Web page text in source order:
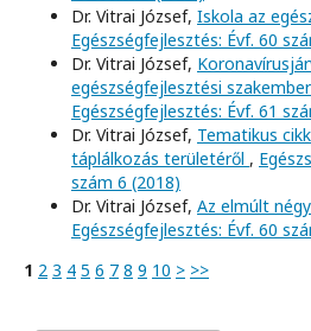
Dr. Vitrai József, Iskola az
Egészségfejlesztés: Évf. 60
Dr. Vitrai József,
egészségfejlesztési
Egészségfejlesztés: Évf. 61
Dr. Vitrai József, Tematikus
táplálkozás területéről ,
szám 6 (2018)
Dr. Vitrai József, Az elmúlt
Egészségfejlesztés: Évf. 60
1 2 3 4 5 6 7 8 9 10 > >>